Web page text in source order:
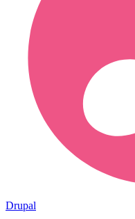
Drupal